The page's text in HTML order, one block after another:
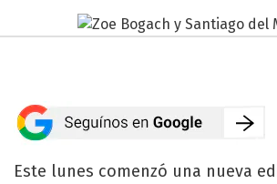
Este lunes comenzó una nueva